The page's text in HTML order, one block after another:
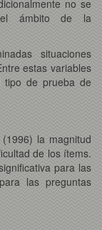
no se
el ámbito de la
situaciones
estas variables
de prueba de
la magnitud
de los ítems.
para las
las preguntas